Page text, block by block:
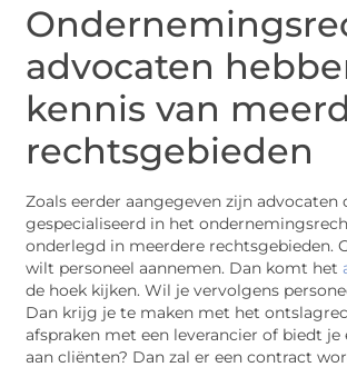
advocaten
kennis van
rechtsgebieden
Zoals eerder aangegeven zijn advocaten
gespecialiseerd in het
onderlegd in meerdere rechtsgebieden.
wilt personeel aannemen. Dan komt het
de hoek kijken. Wil je vervolgens
Dan krijg je te maken met het
afspraken met een leverancier of biedt je
aan cliënten? Dan zal er een contract